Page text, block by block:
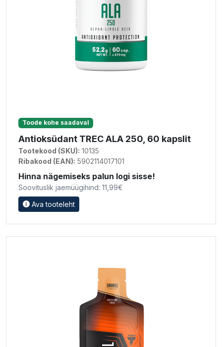
Toode kohe saadaval
Antioksüdant TREC ALA 250, 60 kapslit
Tootekood (SKU): 10135
Ribakood (EAN): 5902114017101
Hinna nägemiseks palun logi sisse!
Soovituslik jaemüügihind: 11,99€
Ava tooteleht